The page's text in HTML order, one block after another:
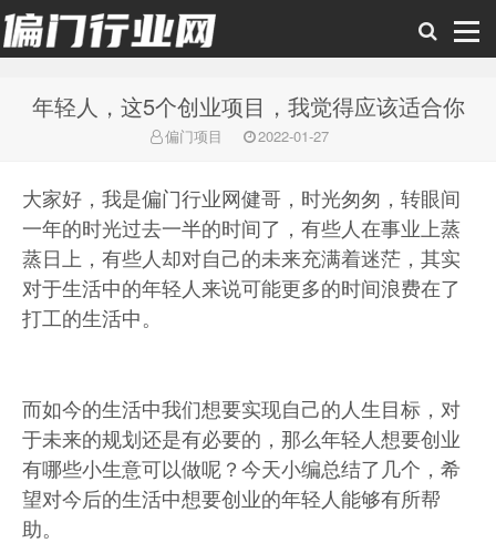
偏门行业网
年轻人，这5个创业项目，我觉得应该适合你
偏门项目 2022-01-27
大家好，我是偏门行业网健哥，时光匆匆，转眼间
一年的时光过去一半的时间了，有些人在事业上蒸
蒸日上，有些人却对自己的未来充满着迷茫，其实
对于生活中的年轻人来说可能更多的时间浪费在了
打工的生活中。
而如今的生活中我们想要实现自己的人生目标，对
于未来的规划还是有必要的，那么年轻人想要创业
有哪些小生意可以做呢？今天小编总结了几个，希
望对今后的生活中想要创业的年轻人能够有所帮
助。